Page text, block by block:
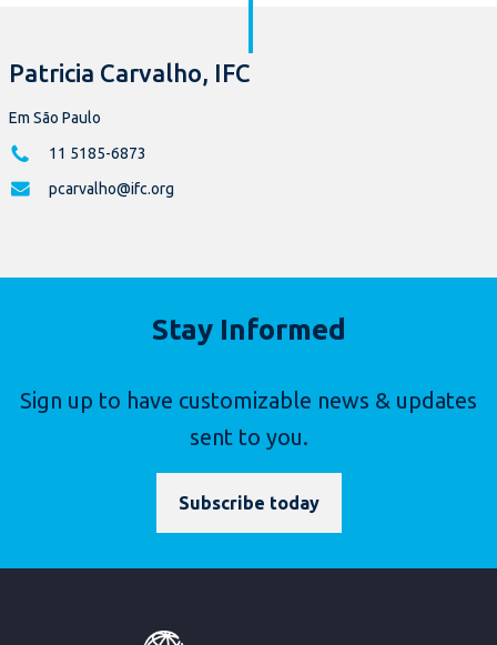
Patricia Carvalho, IFC
Em São Paulo
11 5185-6873
pcarvalho@ifc.org
Stay Informed
Sign up to have customizable news & updates
sent to you.
Subscribe today